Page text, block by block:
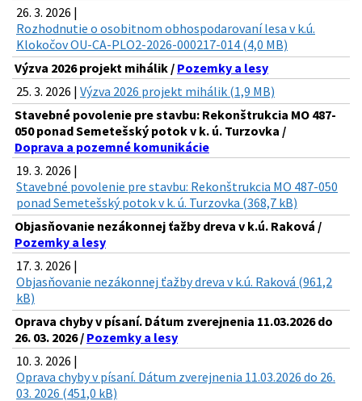
26. 3. 2026 |
Rozhodnutie o osobitnom obhospodarovaní lesa v k.ú.
Klokočov OU-CA-PLO2-2026-000217-014 (4,0 MB)
Výzva 2026 projekt mihálik / Pozemky a lesy
25. 3. 2026 | Výzva 2026 projekt mihálik (1,9 MB)
Stavebné povolenie pre stavbu: Rekonštrukcia MO 487-
050 ponad Semetešský potok v k. ú. Turzovka /
Doprava a pozemné komunikácie
19. 3. 2026 |
Stavebné povolenie pre stavbu: Rekonštrukcia MO 487-050
ponad Semetešský potok v k. ú. Turzovka (368,7 kB)
Objasňovanie nezákonnej ťažby dreva v k.ú. Raková /
Pozemky a lesy
17. 3. 2026 |
Objasňovanie nezákonnej ťažby dreva v k.ú. Raková (961,2
kB)
Oprava chyby v písaní. Dátum zverejnenia 11.03.2026 do
26. 03. 2026 / Pozemky a lesy
10. 3. 2026 |
Oprava chyby v písaní. Dátum zverejnenia 11.03.2026 do 26.
03. 2026 (451,0 kB)